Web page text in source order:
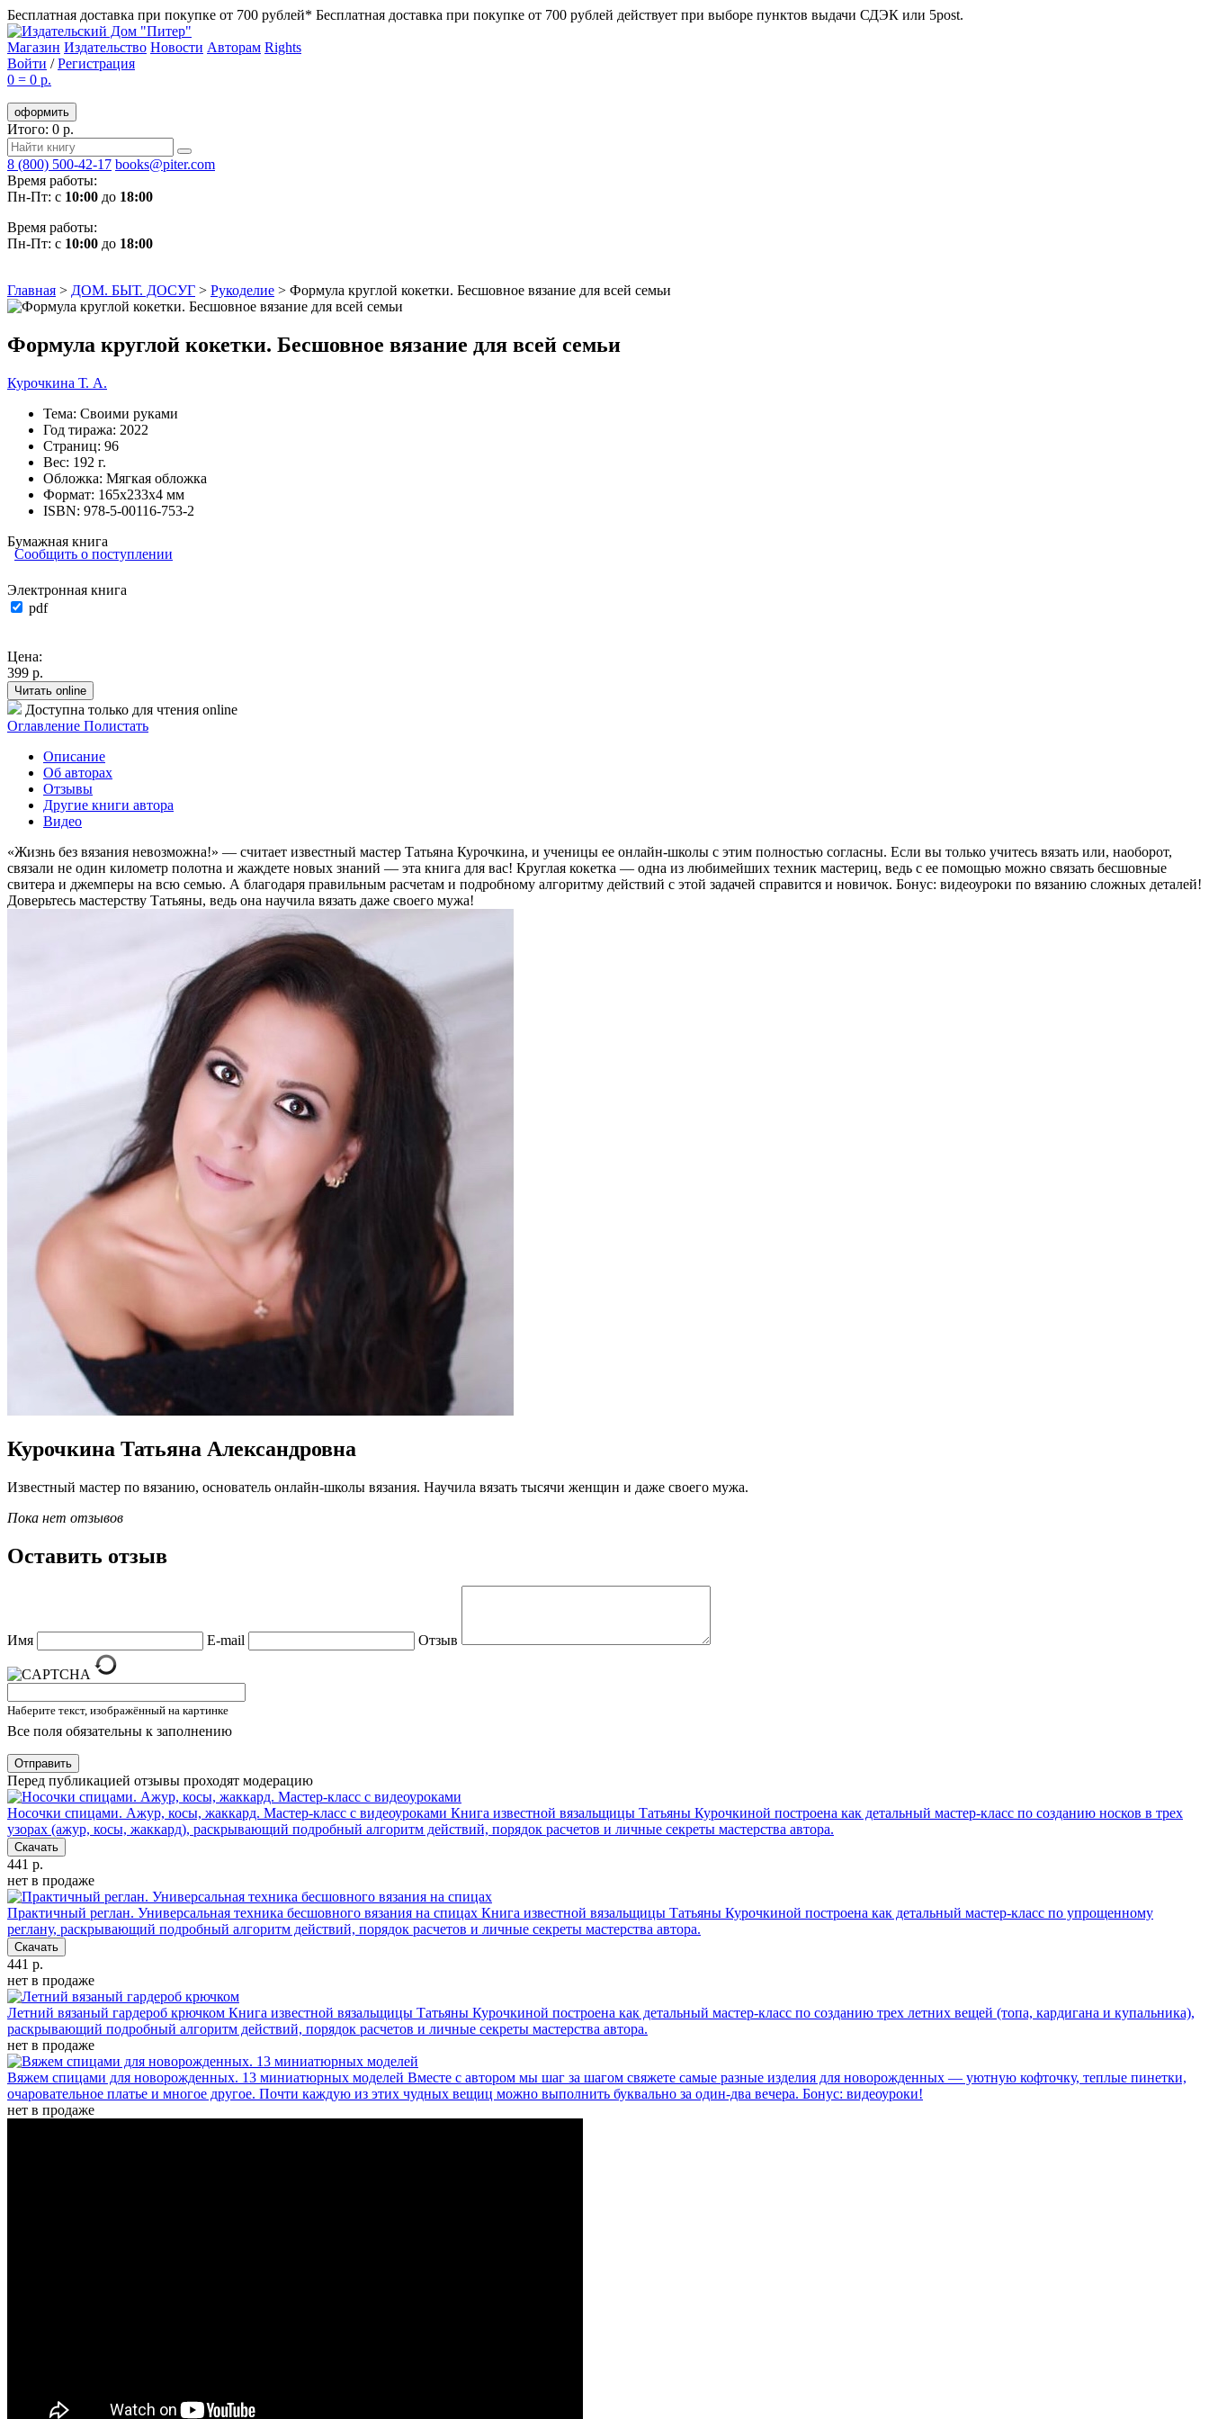
Бесплатная доставка при покупке от 700 рублей* Бесплатная доставка при покупке от 700 рублей действует при выборе пунктов выдачи СДЭК или 5post.
Магазин Издательство Новости Авторам Rights
Войти /Регистрация
0 = 0 р.
оформить
Итого: 0 р.
8 (800) 500-42-17 books@piter.com
Время работы:
Пн-Пт: с 10:00 до 18:00
Время работы:
Пн-Пт: с 10:00 до 18:00
Главная > ДОМ. БЫТ. ДОСУГ > Рукоделие > Формула круглой кокетки. Бесшовное вязание для всей семьи
Формула круглой кокетки. Бесшовное вязание для всей семьи
Курочкина Т. А.
Тема: Своими руками
Год тиража: 2022
Страниц: 96
Вес: 192 г.
Обложка: Мягкая обложка
Формат: 165х233х4 мм
ISBN: 978-5-00116-753-2
Бумажная книга
Сообщить о поступлении
Электронная книга
pdf
Цена:
399 р.
Читать online
Доступна только для чтения online
Оглавление Полистать
Описание
Об авторах
Отзывы
Другие книги автора
Видео
«Жизнь без вязания невозможна!» — считает известный мастер Татьяна Курочкина, и ученицы ее онлайн-школы с этим полностью согласны. Если вы только учитесь вязать или, наоборот,
связали не один километр полотна и жаждете новых знаний — эта книга для вас! Круглая кокетка — одна из любимейших техник мастериц, ведь с ее помощью можно связать бесшовные
свитера и джемперы на всю семью. А благодаря правильным расчетам и подробному алгоритму действий с этой задачей справится и новичок. Бонус: видеоуроки по вязанию сложных деталей!
Доверьтесь мастерству Татьяны, ведь она научила вязать даже своего мужа!
Курочкина Татьяна Александровна
Известный мастер по вязанию, основатель онлайн-школы вязания. Научила вязать тысячи женщин и даже своего мужа.
Пока нет отзывов
Оставить отзыв
Имя E-mail Отзыв
Наберите текст, изображённый на картинке
Все поля обязательны к заполнению
Отправить
Перед публикацией отзывы проходят модерацию
Носочки спицами. Ажур, косы, жаккард. Мастер-класс с видеоуроками Книга известной вязальщицы Татьяны Курочкиной построена как детальный мастер-класс по созданию носков в трех
узорах (ажур, косы, жаккард), раскрывающий подробный алгоритм действий, порядок расчетов и личные секреты мастерства автора.
Скачать
441 р.
нет в продаже
Практичный реглан. Универсальная техника бесшовного вязания на спицах Книга известной вязальщицы Татьяны Курочкиной построена как детальный мастер-класс по упрощенному
реглану, раскрывающий подробный алгоритм действий, порядок расчетов и личные секреты мастерства автора.
Скачать
441 р.
нет в продаже
Летний вязаный гардероб крючком Книга известной вязальщицы Татьяны Курочкиной построена как детальный мастер-класс по созданию трех летних вещей (топа, кардигана и купальника),
раскрывающий подробный алгоритм действий, порядок расчетов и личные секреты мастерства автора.
нет в продаже
Вяжем спицами для новорожденных. 13 миниатюрных моделей Вместе с автором мы шаг за шагом свяжете самые разные изделия для новорожденных — уютную кофточку, теплые пинетки,
очаровательное платье и многое другое. Почти каждую из этих чудных вещиц можно выполнить буквально за один-два вечера. Бонус: видеоуроки!
нет в продаже